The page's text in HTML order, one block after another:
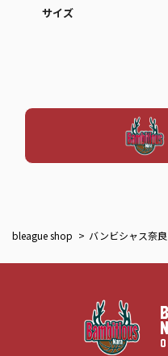
サイズ
bleague shop バンビシャス奈良